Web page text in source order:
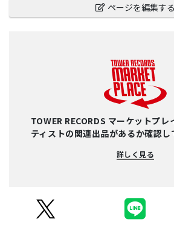
ページを編集する
TOWER RECORDS マーケットプレ
ティストの関連出品があるか確認し
詳しく見る